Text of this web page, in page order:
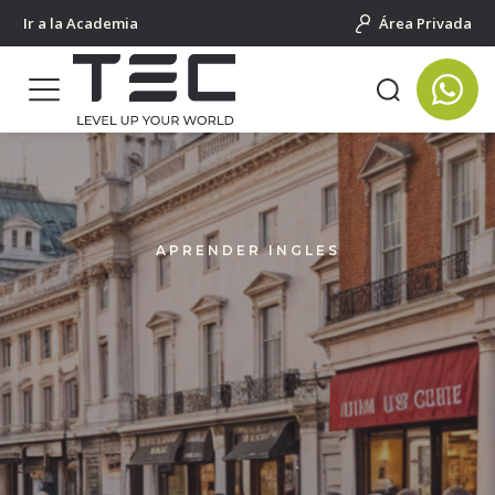
Ir a la Academia Área Privada
APRENDER INGLES